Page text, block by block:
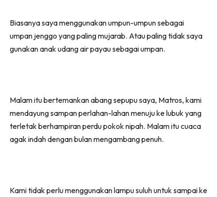
Biasanya saya menggunakan umpun-umpun sebagai
umpan jenggo yang paling mujarab. Atau paling tidak saya
gunakan anak udang air payau sebagai umpan.
Malam itu bertemankan abang sepupu saya, Matros, kami
mendayung sampan perlahan-lahan menuju ke lubuk yang
terletak berhampiran perdu pokok nipah. Malam itu cuaca
agak indah dengan bulan mengambang penuh.
Kami tidak perlu menggunakan lampu suluh untuk sampai ke